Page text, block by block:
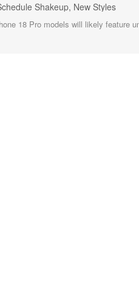
Shakeup, New Styles